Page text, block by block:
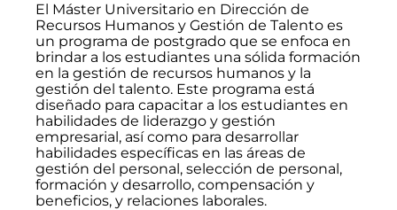
El Máster Universitario en Dirección de
Recursos Humanos y Gestión de Talento es
un programa de postgrado que se enfoca en
brindar a los estudiantes una sólida formación
en la gestión de recursos humanos y la
gestión del talento. Este programa está
diseñado para capacitar a los estudiantes en
habilidades de liderazgo y gestión
empresarial, así como para desarrollar
habilidades específicas en las áreas de
gestión del personal, selección de personal,
formación y desarrollo, compensación y
beneficios, y relaciones laborales.